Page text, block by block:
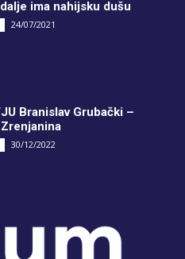
ima nahijsku dušu
24/07/2021
Branislav Grubački –
30/12/2022